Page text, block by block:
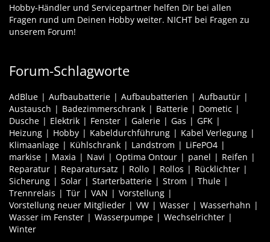
Hobby-Händler und Servicepartner helfen Dir bei allen
Fragen rund um Deinen Hobby weiter. NICHT bei Fragen zu
unserem Forum!
Forum-Schlagworte
AdBlue Aufbaubatterie Aufbaubatterien
Aufbautür
Austausch
Badezimmerschrank Batterie
Dometic
Dusche
Elektrik Fenster Galerie Gas
GFK
Heizung
Hobby Kabeldurchführung
Kabel Verlegung
Klimaanlage
Kühlschrank Landstrom
LiFePO4
markise
Maxia Navi Optima Ontour panel
Reifen
Reparatur
Reparatursatz Rollo Rollos
Rücklichter
Sicherung
Solar Starterbatterie Strom
Thule
Trennrelais
Tür VAN
Vorstellung
Vorstellung neuer Mitglieder
VW Wasser
Wasserhahn
Wasser im Fenster
Wasserpumpe
Wechselrichter
Winter